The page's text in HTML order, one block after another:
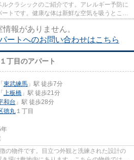
クラシックのご紹介です。アレルギー予防に
トです。健康な体は新鮮な空気を吸うところ
報がありません。
ートへのお問い合わせはこちら
丁目のアパート
「 東武練馬 」駅 徒歩7分
「 上板橋 」駅 徒歩21分
和台 」駅 徒歩28分
徳丸 １丁目
の物件です。目立つ外観と洗練された設計の